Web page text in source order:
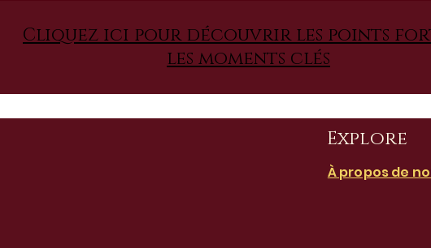
Cliquez ici pour découvrir les points
les moments clés
Explore
À propos de